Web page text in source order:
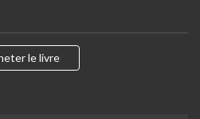
le livre